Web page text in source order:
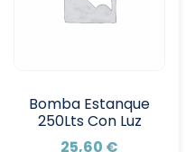
Bomba Estanque
250Lts Con Luz
25,60 €